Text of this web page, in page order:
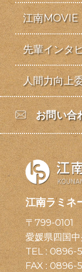
江南MOVIE
先輩インタ
人間力向上
お問い合
江南ラミネ
〒799-0101
愛媛県四国
TEL :0896-
FAX : 0896-